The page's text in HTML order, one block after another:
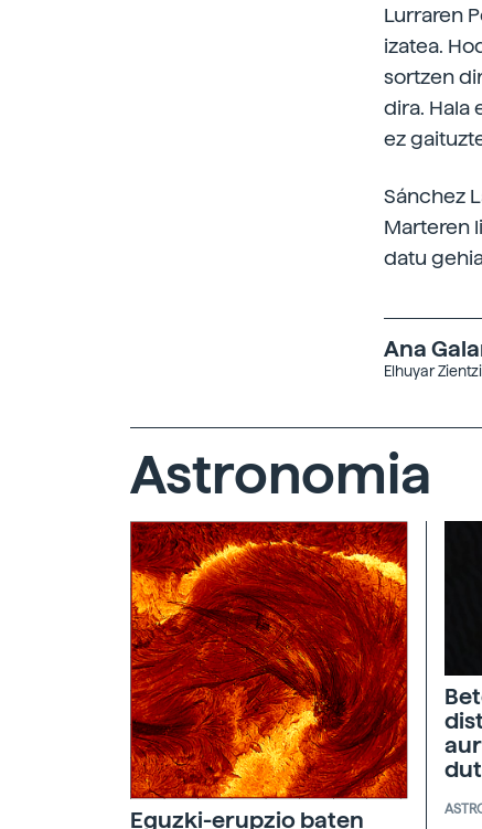
Lurraren
izatea.
sortzen
dira. Hala
ez
Sánchez
Marteren
datu
Ana
Elhuyar
Astronomia
Eguzki-erupzio baten